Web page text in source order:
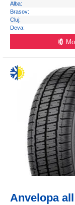
Alba:
Brasov:
Cluj:
Deva:
Anvelopa